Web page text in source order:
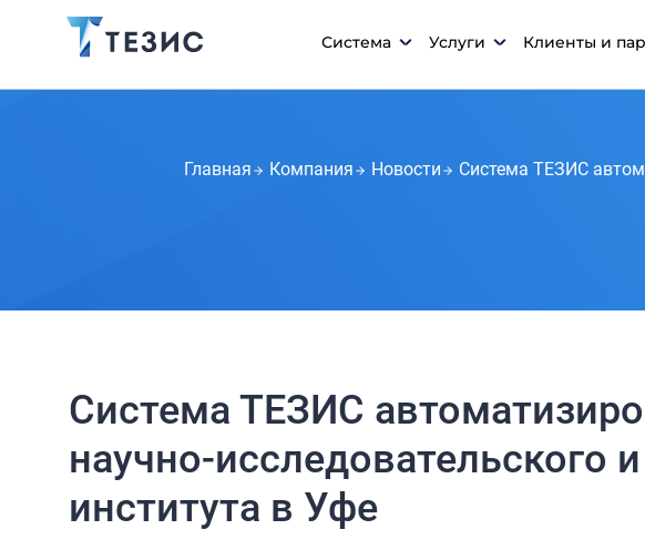
Система Услуги Клиенты и
Главная Компания Новости Система ТЕЗИС
Система ТЕЗИС
научно-исследовательского
института в Уфе